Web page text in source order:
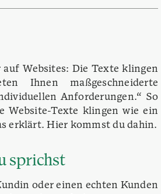
auf Websites: Die Texte klingen
Ihnen maßgeschneiderte
Anforderungen.“ So
Website-Texte klingen wie ein
erklärt. Hier kommst du dahin.
sprichst
oder einen echten Kunden